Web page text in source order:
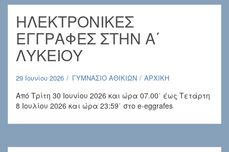
ΗΛΕΚΤΡΟΝΙΚΕΣ
ΕΓΓΡΑΦΕΣ ΣΤΗΝ Α΄
ΛΥΚΕΙΟΥ
29 Ιουνίου 2026 ΓΥΜΝΑΣΙΟ ΑΘΙΚΙΩΝ ΑΡΧΙΚΗ
Από Τρίτη 30 Ιουνίου 2026 και ώρα 07.00΄ έως Τετάρτη
8 Ιουλίου 2026 και ώρα 23:59΄ στο e-eggrafes